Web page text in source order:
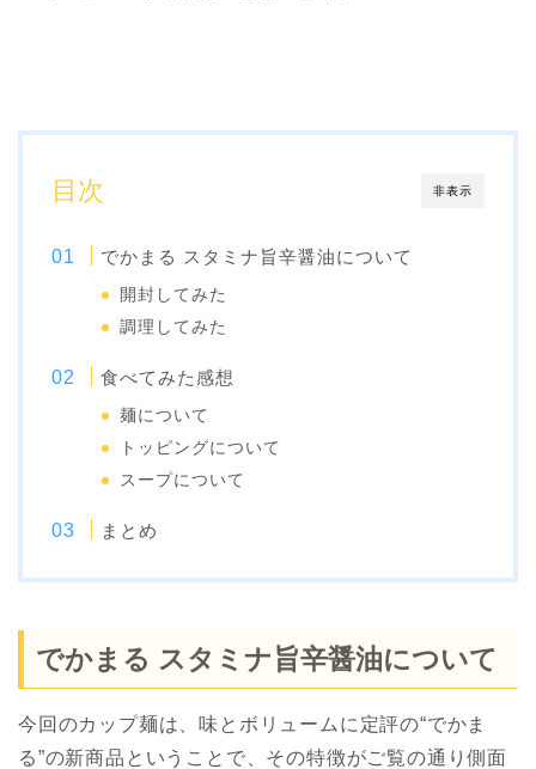
非表示
目次
でかまる スタミナ旨辛醤油について
開封してみた
調理してみた
食べてみた感想
麺について
トッピングについて
スープについて
まとめ
でかまる スタミナ旨辛醤油について
今回のカップ麺は、味とボリュームに定評の“でかま
る”の新商品ということで、その特徴がご覧の通り側面